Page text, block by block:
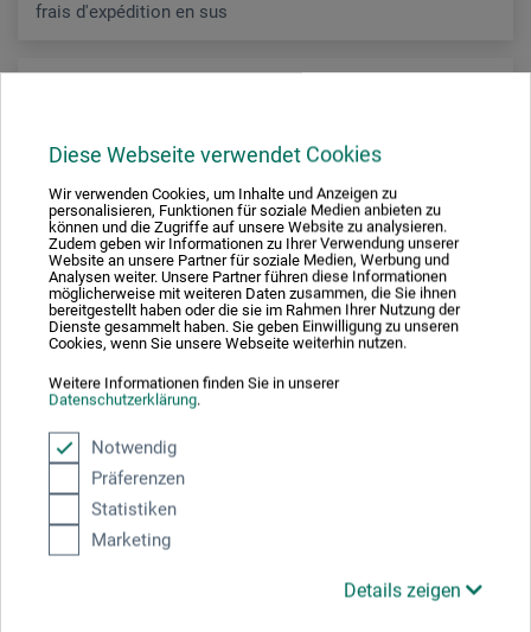
Diese Webseite verwendet Cookies
Wir verwenden Cookies, um Inhalte und Anzeigen zu
personalisieren, Funktionen für soziale Medien anbieten zu
können und die Zugriffe auf unsere Website zu analysieren.
Zudem geben wir Informationen zu Ihrer Verwendung unserer
Website an unsere Partner für soziale Medien, Werbung und
Analysen weiter. Unsere Partner führen diese Informationen
möglicherweise mit weiteren Daten zusammen, die Sie ihnen
bereitgestellt haben oder die sie im Rahmen Ihrer Nutzung der
Dienste gesammelt haben. Sie geben Einwilligung zu unseren
Cookies, wenn Sie unsere Webseite weiterhin nutzen.
Weitere Informationen finden Sie in unserer
Datenschutzerklärung.
Notwendig
Präferenzen
Statistiken
Marketing
Details zeigen
frais d'expédition en sus
Charbonnel
Black F66, Encre taille douce